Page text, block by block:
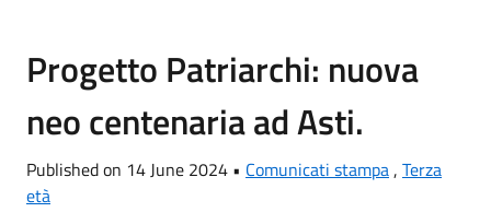
Progetto Patriarchi: nuova
neo centenaria ad Asti.
Published on 14 June 2024 • Comunicati stampa , Terza
età